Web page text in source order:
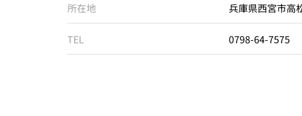
所在地 兵庫県西宮市高
TEL 0798-64-7575